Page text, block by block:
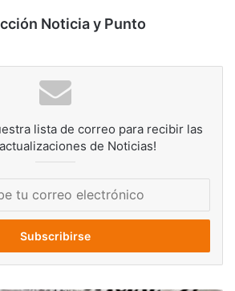
Noticia y Punto
lista de correo para recibir las
de Noticias!